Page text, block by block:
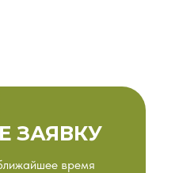
ЗАЯВКУ
время